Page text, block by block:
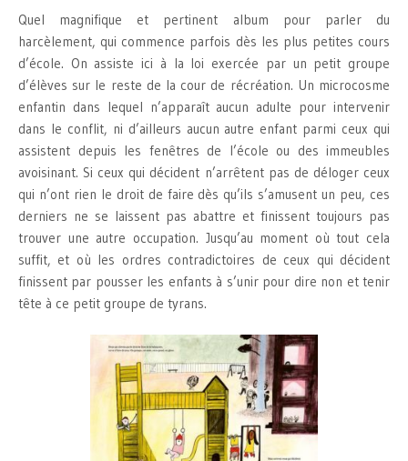
Quel magnifique et pertinent album pour parler du
harcèlement, qui commence parfois dès les plus petites cours
d’école. On assiste ici à la loi exercée par un petit groupe
d’élèves sur le reste de la cour de récréation. Un microcosme
enfantin dans lequel n’apparaît aucun adulte pour intervenir
dans le conflit, ni d’ailleurs aucun autre enfant parmi ceux qui
assistent depuis les fenêtres de l’école ou des immeubles
avoisinant. Si ceux qui décident n’arrêtent pas de déloger ceux
qui n’ont rien le droit de faire dès qu’ils s’amusent un peu, ces
derniers ne se laissent pas abattre et finissent toujours pas
trouver une autre occupation. Jusqu’au moment où tout cela
suffit, et où les ordres contradictoires de ceux qui décident
finissent par pousser les enfants à s’unir pour dire non et tenir
tête à ce petit groupe de tyrans.